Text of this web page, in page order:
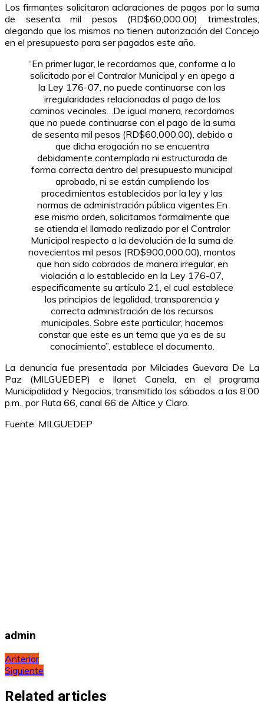
Los firmantes solicitaron aclaraciones de pagos por la suma
de sesenta mil pesos (RD$60,000.00) trimestrales,
alegando que los mismos no tienen autorización del Concejo
en el presupuesto para ser pagados este año.
“En primer lugar, le recordamos que, conforme a lo
solicitado por el Contralor Municipal y en apego a
la Ley 176-07, no puede continuarse con las
irregularidades relacionadas al pago de los
caminos vecinales… De igual manera, recordamos
que no puede continuarse con el pago de la suma
de sesenta mil pesos (RD$60,000.00), debido a
que dicha erogación no se encuentra
debidamente contemplada ni estructurada de
forma correcta dentro del presupuesto municipal
aprobado, ni se están cumpliendo los
procedimientos establecidos por la ley y las
normas de administración pública vigentes. En
ese mismo orden, solicitamos formalmente que
se atienda el llamado realizado por el Contralor
Municipal respecto a la devolución de la suma de
novecientos mil pesos (RD$900,000.00), montos
que han sido cobrados de manera irregular, en
violación a lo establecido en la Ley 176-07,
especificamente su artículo 21, el cual establece
los principios de legalidad, transparencia y
correcta administración de los recursos
municipales. Sobre este particular, hacemos
constar que este es un tema que ya es de su
conocimiento”, establece el documento.
La denuncia fue presentada por Milciades Guevara De La
Paz (MILGUEDEP) e Ilanet Canela, en el programa
Municipalidad y Negocios, transmitido los sábados a las 8:00
p.m., por Ruta 66, canal 66 de Altice y Claro.
Fuente: MILGUEDEP
admin
Navegación
de
entradas
Anterior
Siguiente
Related articles